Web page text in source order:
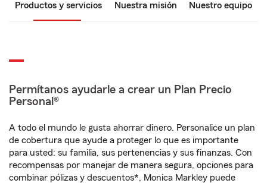
Productos y servicios Nuestra misión Nuestro equipo
Permítanos ayudarle a crear un Plan Precio
Personal®
A todo el mundo le gusta ahorrar dinero. Personalice un plan
de cobertura que ayude a proteger lo que es importante
para usted: su familia, sus pertenencias y sus finanzas. Con
recompensas por manejar de manera segura, opciones para
combinar pólizas y descuentos*, Monica Markley puede